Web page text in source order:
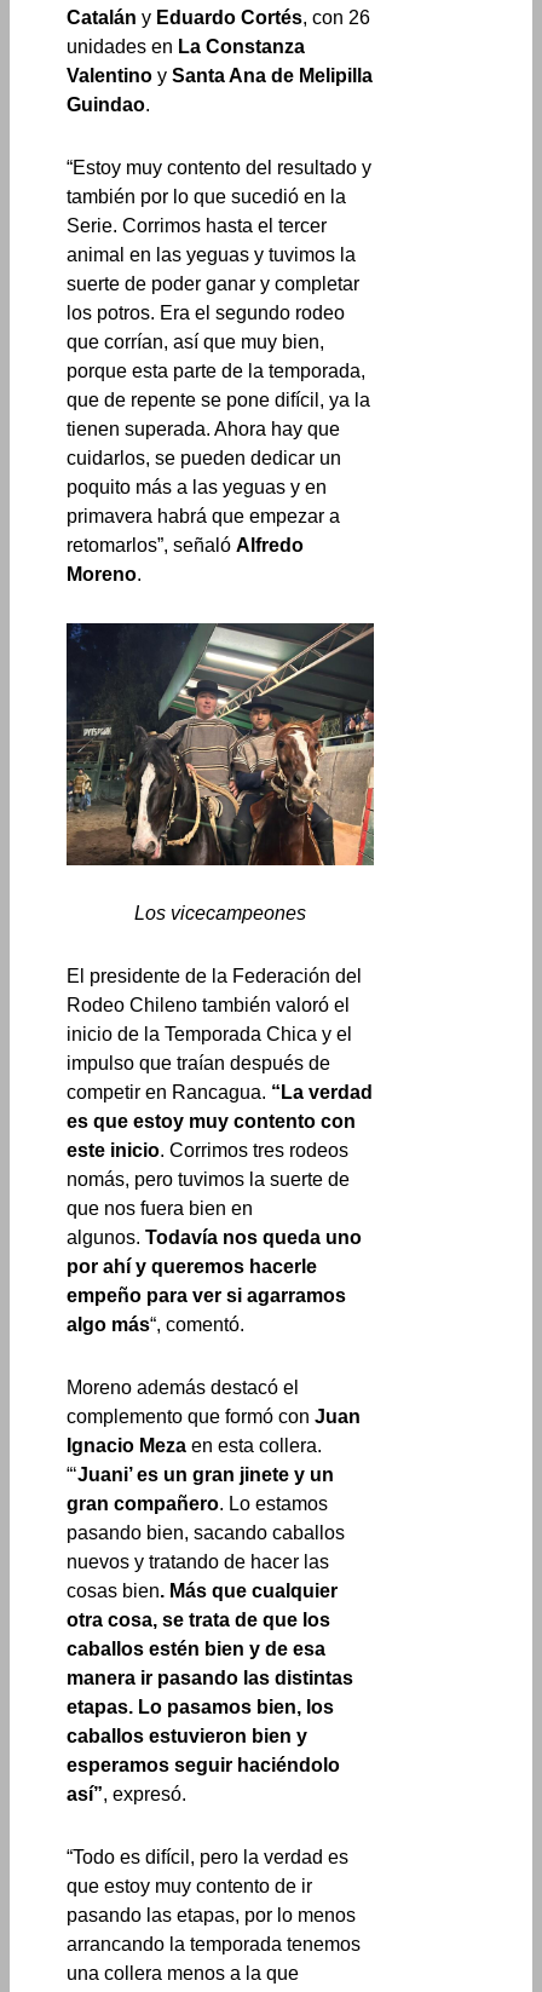
Catalán y Eduardo Cortés, con 26
unidades en La Constanza
Valentino ySanta Ana de Melipilla
Guindao.
“Estoy muy contento del resultado y
también por lo que sucedió en la
Serie. Corrimos hasta el tercer
animal en las yeguas y tuvimos la
suerte de poder ganar y completar
los potros. Era el segundo rodeo
que corrían, así que muy bien,
porque esta parte de la temporada,
que de repente se pone difícil, ya la
tienen superada. Ahora hay que
cuidarlos, se pueden dedicar un
poquito más a las yeguas y en
primavera habrá que empezar a
retomarlos”, señalóAlfredo
Moreno.
Los vicecampeones
El presidente de la Federación del
Rodeo Chileno también valoró el
inicio de la Temporada Chica y el
impulso que traían después de
competir en Rancagua. “La verdad
es que estoy muy contento con
este inicio. Corrimos tres rodeos
nomás, pero tuvimos la suerte de
que nos fuera bien en
algunos. Todavía nos queda uno
por ahí y queremos hacerle
empeño para ver si agarramos
algo más“, comentó.
Moreno además destacó el
complemento que formó conJuan
Ignacio Meza en esta collera.
“‘Juani’ es un gran jinete y un
gran compañero. Lo estamos
pasando bien, sacando caballos
nuevos y tratando de hacer las
cosas bien. Más que cualquier
otra cosa, se trata de que los
caballos estén bien y de esa
manera ir pasando las distintas
etapas. Lo pasamos bien, los
caballos estuvieron bien y
esperamos seguir haciéndolo
así”, expresó.
“Todo es difícil, pero la verdad es
que estoy muy contento de ir
pasando las etapas, por lo menos
arrancando la temporada tenemos
una collera menos a la que